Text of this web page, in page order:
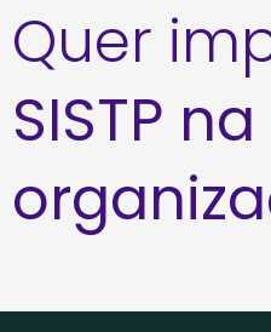
Quer
SISTP